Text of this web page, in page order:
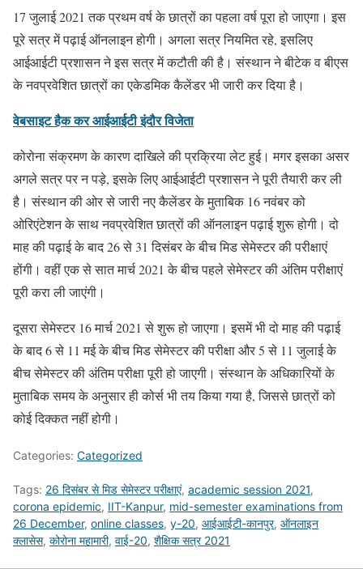
17 जुलाई 2021 तक प्रथम वर्ष के छात्रों का पहला वर्ष पूरा हो जाएगा। इस
पूरे सत्र में पढ़ाई ऑनलाइन होगी। अगला सत्र नियमित रहे, इसलिए
आईआईटी प्रशासन ने इस सत्र में कटौती की है। संस्थान ने बीटेक व बीएस
के नवप्रवेशित छात्रों का एकेडमिक कैलेंडर भी जारी कर दिया है।
वेबसाइट हैक कर आईआईटी इंदौर विजेता
कोरोना संक्रमण के कारण दाखिले की प्रक्रिया लेट हुई। मगर इसका असर
अगले सत्र पर न पड़े, इसके लिए आईआईटी प्रशासन ने पूरी तैयारी कर ली
है। संस्थान की ओर से जारी नए कैलेंडर के मुताबिक 16 नवंबर को
ओरिएंटेशन के साथ नवप्रवेशित छात्रों की ऑनलाइन पढ़ाई शुरू होगी। दो
माह की पढ़ाई के बाद 26 से 31 दिसंबर के बीच मिड सेमेस्टर की परीक्षाएं
होंगी। वहीं एक से सात मार्च 2021 के बीच पहले सेमेस्टर की अंतिम परीक्षाएं
पूरी करा ली जाएंगी।
दूसरा सेमेस्टर 16 मार्च 2021 से शुरू हो जाएगा। इसमें भी दो माह की पढ़ाई
के बाद 6 से 11 मई के बीच मिड सेमेस्टर की परीक्षा और 5 से 11 जुलाई के
बीच सेमेस्टर की अंतिम परीक्षा पूरी हो जाएगी। संस्थान के अधिकारियों के
मुताबिक समय के अनुसार ही कोर्स भी तय किया गया है, जिससे छात्रों को
कोई दिक्कत नहीं होगी।
Categories: Categorized
Tags: 26 दिसंबर से मिड सेमेस्टर परीक्षाएं, academic session 2021,
corona epidemic, IIT-Kanpur, mid-semester examinations from
26 December, online classes, y-20, आईआईटी-कानपुर, ऑनलाइन
क्लासेस, कोरोना महामारी, वाई-20, शैक्षिक सत्र 2021